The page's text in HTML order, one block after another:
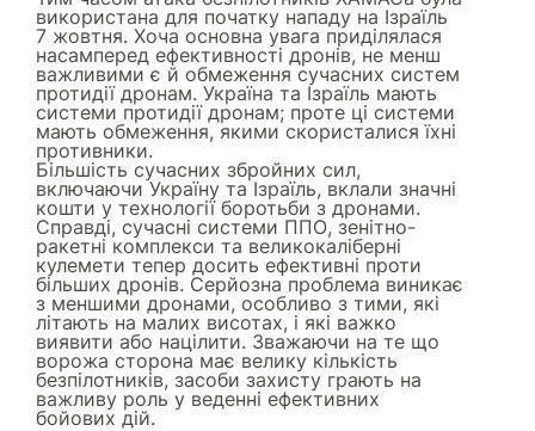
використана для початку нападу на Ізраїль
7 жовтня. Хоча основна увага приділялася
насамперед ефективності дронів, не менш
важливими є й обмеження сучасних систем
протидії дронам. Україна та Ізраїль мають
системи протидії дронам; проте ці системи
мають обмеження, якими скористалися їхні
противники.
Більшість сучасних збройних сил,
включаючи Україну та Ізраїль, вклали значні
кошти у технології боротьби з дронами.
Справді, сучасні системи ППО, зенітно-
ракетні комплекси та великокаліберні
кулемети тепер досить ефективні проти
більших дронів. Серйозна проблема виникає
з меншими дронами, особливо з тими, які
літають на малих висотах, і які важко
виявити або націлити. Зважаючи на те що
ворожа сторона має велику кількість
безпілотників, засоби захисту грають на
важливу роль у веденні ефективних
бойових дій.